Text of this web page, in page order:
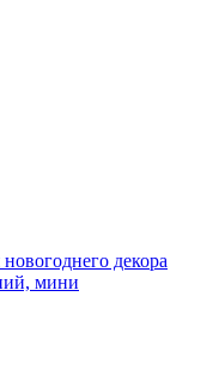
декора
мини